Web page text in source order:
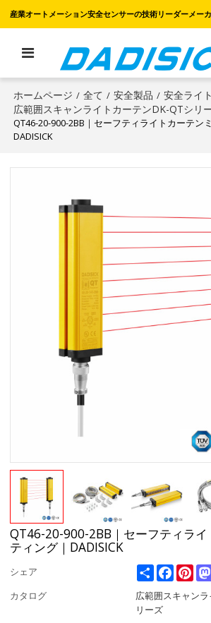
産業オートメーション安全センサーの技術リーダーメー
ホームページ / 全て / 安全製品 / 安全ライ
広範囲スキャンライトカーテンDK-QTシリ
QT46-20-900-2BB｜セーフティライトカーテン
DADISICK
QT46-20-900-2BB｜セーフティライ
ティング｜DADISICK
シェア Share
カタログ
広範囲スキャン
リーズ